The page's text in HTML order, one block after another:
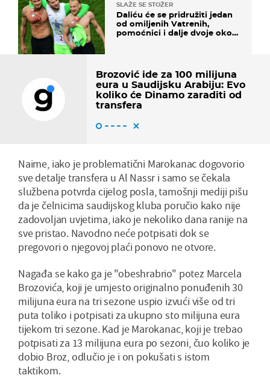
SLAŽE SE STOŽER
Daliću će se pridružiti jedan
od omiljenih Vatrenih,
pomoćnici i dalje dvoje oko
Brozović ide za 100 milijuna
eura u Saudijsku Arabiju: Evo
koliko će Dinamo zaraditi od
transfera
Naime, iako je problematični Marokanac dogovorio
sve detalje transfera u Al Nassr i samo se čekala
službena potvrda cijelog posla, tamošnji mediji pišu
da je čelnicima saudijskog kluba poručio kako nije
zadovoljan uvjetima, iako je nekoliko dana ranije na
sve pristao. Navodno neće potpisati dok se
pregovori o njegovoj plaći ponovo ne otvore.
Nagađa se kako ga je "obeshrabrio" potez Marcela
Brozovića, koji je umjesto originalno ponuđenih 30
milijuna eura na tri sezone uspio izvući više od tri
puta toliko i potpisati za ukupno sto milijuna eura
tijekom tri sezone. Kad je Marokanac, koji je trebao
potpisati za 13 milijuna eura po sezoni, čuo koliko je
dobio Broz, odlučio je i on pokušati s istom
taktikom.